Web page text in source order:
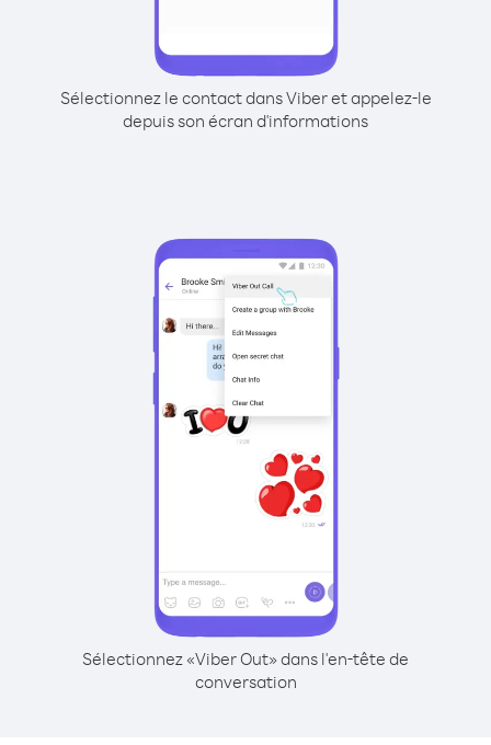
Sélectionnez le contact dans Viber et appelez-le
depuis son écran d'informations
Sélectionnez «Viber Out» dans l'en-tête de
conversation